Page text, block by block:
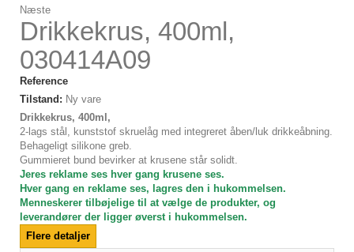
Næste
Drikkekrus, 400ml,
030414A09
Reference
Tilstand: Ny vare
Drikkekrus, 400ml,
2-lags stål, kunststof skruelåg med integreret åben/luk drikkeåbning.
Behageligt silikone greb.
Gummieret bund bevirker at krusene står solidt.
Jeres reklame ses hver gang krusene ses.
Hver gang en reklame ses, lagres den i hukommelsen.
Menneskerer tilbøjelige til at vælge de produkter, og
leverandører der ligger øverst i hukommelsen.
Flere detaljer